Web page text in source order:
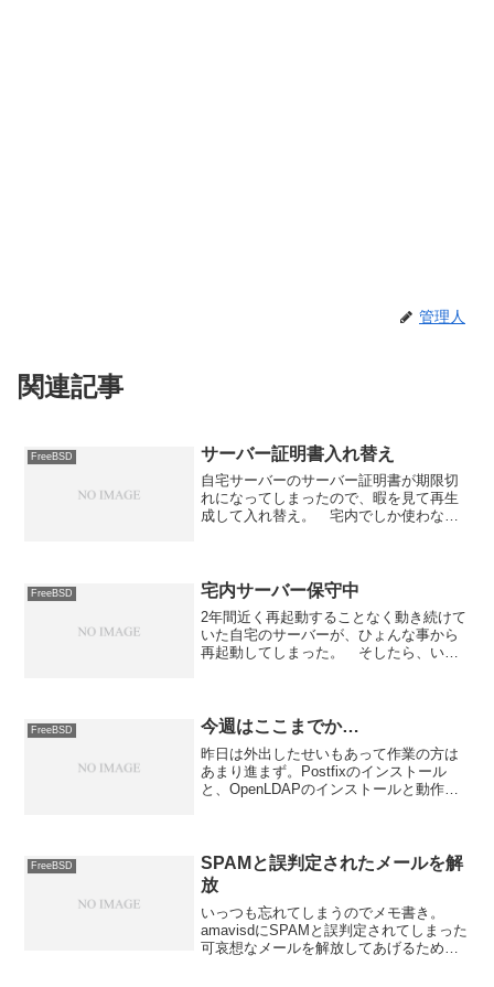
管理人
関連記事
FreeBSD サーバー証明書入れ替え
自宅サーバーのサーバー証明書が期限切
れになってしまったので、暇を見て再生
成して入れ替え。 宅内でしか使わない
ーバーに置いてあるメイン...
FreeBSD 宅内サーバー保守中
2年間近く再起動することなく動き続けて
いた自宅のサーバーが、ひょんな事から
再起動してしまった。 そしたら、いろ
もその作業が良くなかっ...
FreeBSD 今週はここまでか…
昨日は外出したせいもあって作業の方は
あまり進まず。Postfixのインストール
と、OpenLDAPのインストールと動作確
っ...
FreeBSD
SPAMと誤判定されたメールを解
放
いっつも忘れてしまうのでメモ書き。
amavisdにSPAMと誤判定されてしまった
可哀想なメールを解放してあげるための